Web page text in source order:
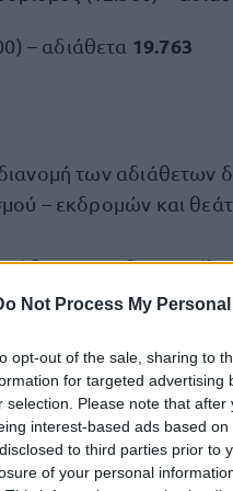
Not Process My
opt-out of the sale, sharing to
for targeted
selection. Please note that
interest-based ads based
to third parties prior to
of your personal
– αδιάθετα 19.763
των αδιάθετων
– εκδρομών και
και δεν
αίτηση
Κοινωνικού –